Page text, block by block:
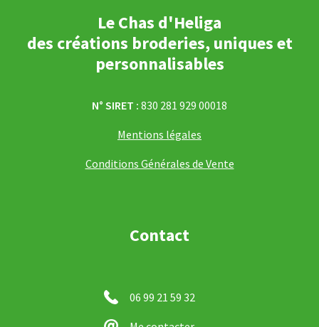
Le Chas d'Heliga
des créations broderies, uniques et
personnalisables
N° SIRET : 830 281 929 00018
Mentions légales
Conditions Générales de Vente
Contact
06 99 21 59 32